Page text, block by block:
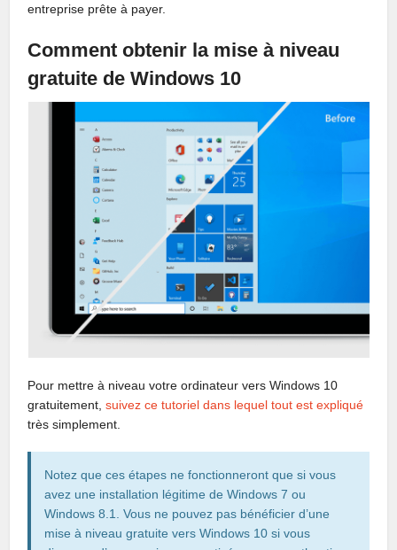
entreprise prête à payer.
Comment obtenir la mise à niveau
gratuite de Windows 10
Pour mettre à niveau votre ordinateur vers Windows 10
gratuitement,suivez ce tutoriel dans lequel tout est expliqué
très simplement.
Notez que ces étapes ne fonctionneront que si vous
avez une installation légitime de Windows 7 ou
Windows 8.1. Vous ne pouvez pas bénéficier d’une
mise à niveau gratuite vers Windows 10 si vous